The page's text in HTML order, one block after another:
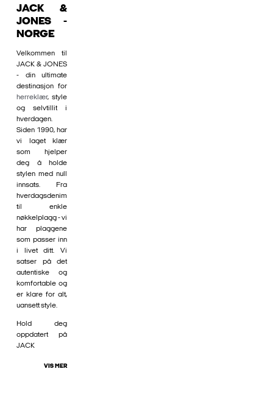
JACK &
JONES -
NORGE
Velkommen til
JACK & JONES
- din ultimate
destinasjon for
herreklær, style
og selvtillit i
hverdagen.
Siden 1990, har
vi laget klær
som hjelper
deg å holde
stylen med null
innsats. Fra
hverdagsdenim
til enkle
nøkkelplagg - vi
har plaggene
som passer inn
i livet ditt. Vi
satser på det
autentiske og
komfortable og
er klare for alt,
uansett style.
Hold deg
oppdatert på
JACK
VIS MER